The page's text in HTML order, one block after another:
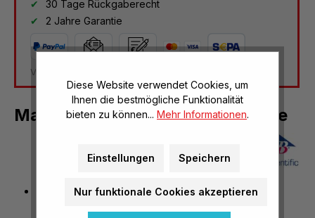
30 Tage Rückgaberecht
2 Jahre Garantie
Versandkosten Deutschland: kostenlos
Magnethalter für Einstrahlleuchte
Halterung für Weißwandtafel
Diese Website verwendet Cookies, um
Ihnen die bestmögliche Funktionalität
bieten zu können... Mehr Informationen.
Einstellungen Speichern
Nur funktionale Cookies akzeptieren